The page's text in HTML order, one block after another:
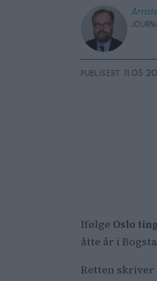
PUBLISERT
Ifølge Oslo
åtte år i
Retten skriver